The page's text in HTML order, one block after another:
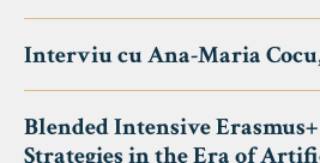
Interviu cu Ana-Maria
Blended Intensive
Strategies in the Era of